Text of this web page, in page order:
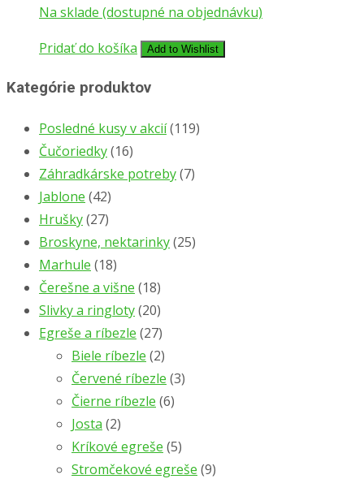
Na sklade (dostupné na objednávku)
Pridať do košíka
Add to Wishlist
Kategórie produktov
Posledné kusy v akcií(119)
Čučoriedky(16)
Záhradkárske potreby(7)
Jablone (42)
Hrušky(27)
Broskyne, nektarinky(25)
Marhule (18)
Čerešne a višne (18)
Slivky a ringloty(20)
Egreše a ríbezle (27)
Biele ríbezle (2)
Červené ríbezle (3)
Čierne ríbezle (6)
Josta (2)
Kríkové egreše (5)
Stromčekové egreše (9)